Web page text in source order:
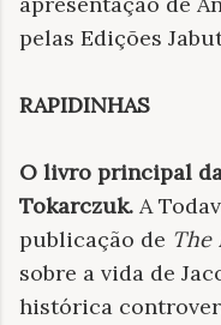
pelas Edições
RAPIDINHAS
O livro principal
Tokarczuk. A
publicação de The
sobre a vida de
histórica